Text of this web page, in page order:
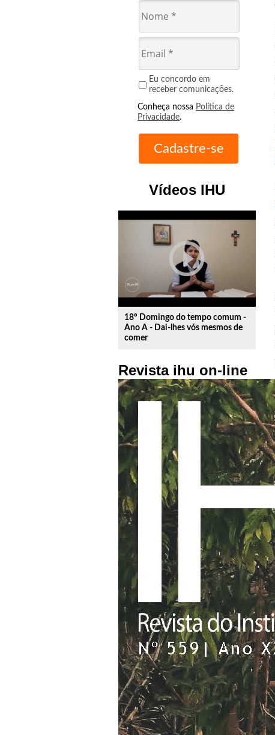
Eu concordo em
receber comunicações.
Conheça nossa Política de
Privacidade.
Vídeos IHU
play_circle_outline
18º Domingo do tempo comum -
Ano A - Dai-lhes vós mesmos de
comer
Revista ihu on-line